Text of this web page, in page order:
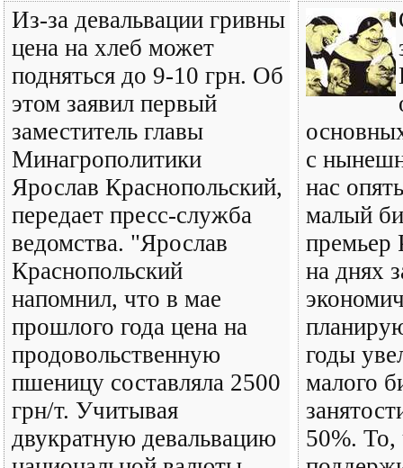
Из-за девальвации гривны
цена на хлеб может
подняться до 9-10 грн. Об
этом заявил первый
заместитель главы
Минагрополитики
Ярослав Краснопольский,
передает пресс-служба
ведомства. "Ярослав
Краснопольский
напомнил, что в мае
прошлого года цена на
продовольственную
пшеницу составляла 2500
грн/т. Учитывая
двукратную девальвацию
с
нас
малый
на днях
годы
малого
50%. То,